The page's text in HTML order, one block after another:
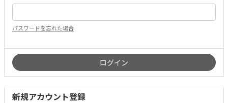
パスワードを忘れた場合
新規アカウント登録